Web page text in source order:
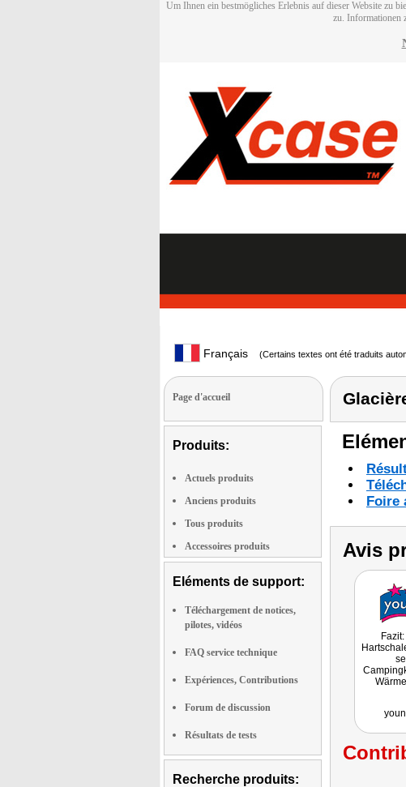
Um Ihnen ein bestmögliches Erlebnis auf dieser Website zu
zu. Informationen
Français (Certains textes ont été traduits
Page d'accueil
Produits:
Actuels produits
Anciens produits
Tous produits
Accessoires produits
Eléments de support:
Téléchargement de notices,
pilotes, vidéos
FAQ service technique
Expériences, Contributions
Forum de discussion
Résultats de tests
Recherche produits:
Foire
Avis